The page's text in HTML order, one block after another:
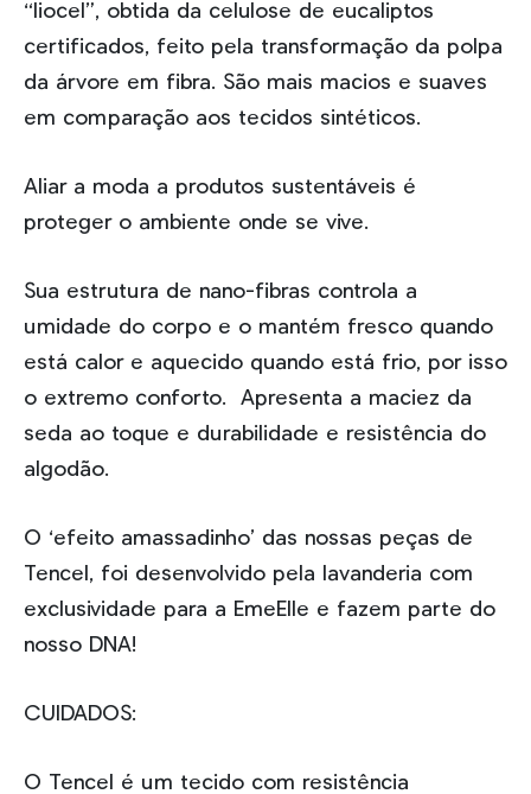
“liocel”, obtida da celulose de eucaliptos
certificados, feito pela transformação da polpa
da árvore em fibra. São mais macios e suaves
em comparação aos tecidos sintéticos.
Aliar a moda a produtos sustentáveis é
proteger o ambiente onde se vive.
Sua estrutura de nano-fibras controla a
umidade do corpo e o mantém fresco quando
está calor e aquecido quando está frio, por isso
o extremo conforto. Apresenta a maciez da
seda ao toque e durabilidade e resistência do
algodão.
O ‘efeito amassadinho’ das nossas peças de
Tencel, foi desenvolvido pela lavanderia com
exclusividade para a EmeElle e fazem parte do
nosso DNA!
CUIDADOS:
O Tencel é um tecido com resistência